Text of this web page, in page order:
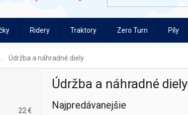
Ridery Traktory Zero Turn Píly
Údržba a náhradné diely
22 €
Údržba a náhradné diely
Najpredávanejšie